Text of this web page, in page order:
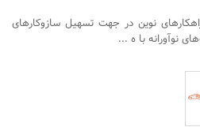
نوین در جهت تسهیل سازوکارهای
نوآورانه با ه ...